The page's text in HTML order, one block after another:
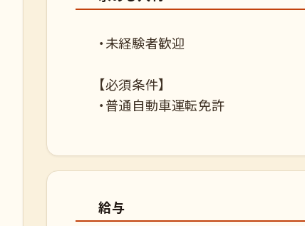
・未経験者歓迎
【必須条件】
・普通自動車運転免許
給与